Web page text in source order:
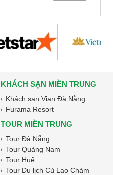
KHÁCH SẠN MIỀN TRUNG
Khách sạn Vian Đà Nẵng
Furama Resort
TOUR MIỀN TRUNG
Tour Đà Nẵng
Tour Quảng Nam
Tour Huế
Tour Du lịch Cù Lao Chàm